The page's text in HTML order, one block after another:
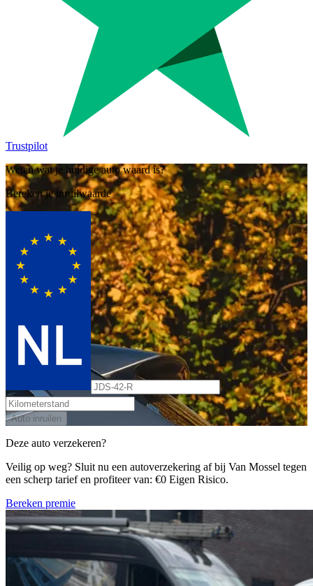
Trustpilot
Weten wat je huidige auto waard is?
Bereken je inruilwaarde
Auto inruilen
Deze auto verzekeren?
Veilig op weg? Sluit nu een autoverzekering af bij Van Mossel tegen
een scherp tarief en profiteer van: €0 Eigen Risico.
Bereken premie